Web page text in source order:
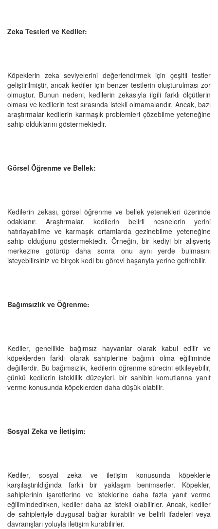
Zeka Testleri ve Kediler:
Köpeklerin zeka seviyelerini değerlendirmek için çeşitli testler
geliştirilmiştir, ancak kediler için benzer testlerin oluşturulması zor
olmuştur. Bunun nedeni, kedilerin zekasıyla ilgili farklı ölçütlerin
olması ve kedilerin test sırasında istekli olmamalarıdır. Ancak, bazı
araştırmalar kedilerin karmaşık problemleri çözebilme yeteneğine
sahip olduklarını göstermektedir.
Görsel Öğrenme ve Bellek:
Kedilerin zekası, görsel öğrenme ve bellek yetenekleri üzerinde
odaklanır. Araştırmalar, kedilerin belirli nesnelerin yerini
hatırlayabilme ve karmaşık ortamlarda gezinebilme yeteneğine
sahip olduğunu göstermektedir. Örneğin, bir kediyi bir alışveriş
merkezine götürüp daha sonra onu aynı yerde bulmasını
isteyebilirsiniz ve birçok kedi bu görevi başarıyla yerine getirebilir.
Bağımsızlık ve Öğrenme:
Kediler, genellikle bağımsız hayvanlar olarak kabul edilir ve
köpeklerden farklı olarak sahiplerine bağımlı olma eğiliminde
değillerdir. Bu bağımsızlık, kedilerin öğrenme sürecini etkileyebilir,
çünkü kedilerin isteklilik düzeyleri, bir sahibin komutlarına yanıt
verme konusunda köpeklerden daha düşük olabilir.
Sosyal Zeka ve İletişim:
Kediler, sosyal zeka ve iletişim konusunda köpeklerle
karşılaştırıldığında farklı bir yaklaşım benimserler. Köpekler,
sahiplerinin işaretlerine ve isteklerine daha fazla yanıt verme
eğilimindedirken, kediler daha az istekli olabilirler. Ancak, kediler
de sahipleriyle duygusal bağlar kurabilir ve belirli ifadeleri veya
davranışları yoluyla iletişim kurabilirler.